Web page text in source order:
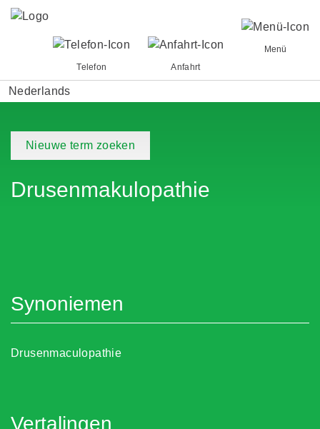
Menü
Telefon
Anfahrt
Nederlands
Nieuwe term zoeken
Drusenmakulopathie
Synoniemen
Drusenmaculopathie
Vertalingen